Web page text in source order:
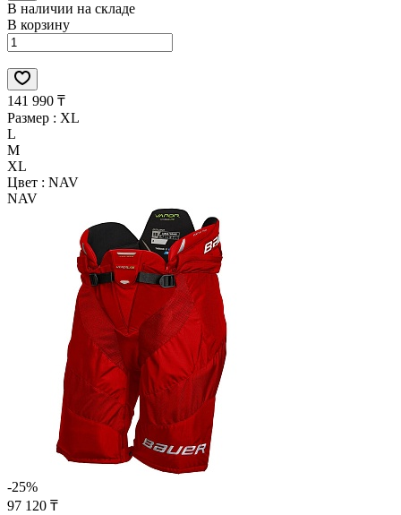
В наличии на складе
В корзину
141 990 ₸
Размер : XL
L
M
XL
Цвет : NAV
NAV
-25%
97 120 ₸